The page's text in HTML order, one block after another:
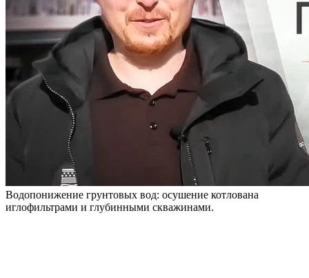
Водопонижение грунтовых вод: осушение котлована
иглофильтрами и глубинными скважинами.